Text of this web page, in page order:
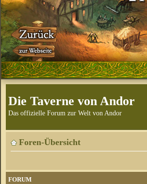
Die Taverne von Andor
Das offizielle Forum zur Welt von Andor
Foren-Übersicht
FORUM